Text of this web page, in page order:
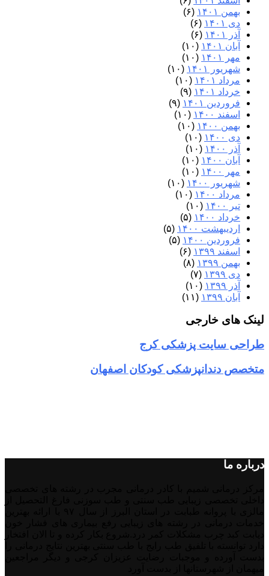
بهمن ۱۴۰۱
(۶)
دی ۱۴۰۱
(۶)
آذر ۱۴۰۱
(۶)
آبان ۱۴۰۱
(۱۰)
مهر ۱۴۰۱
(۱۰)
شهریور ۱۴۰۱
(۱۰)
مرداد ۱۴۰۱
(۱۰)
خرداد ۱۴۰۱
(۹)
فروردین ۱۴۰۱
(۹)
اسفند ۱۴۰۰
(۱۰)
بهمن ۱۴۰۰
(۱۰)
دی ۱۴۰۰
(۱۰)
آذر ۱۴۰۰
(۱۰)
آبان ۱۴۰۰
(۱۰)
مهر ۱۴۰۰
(۱۰)
شهریور ۱۴۰۰
(۱۰)
مرداد ۱۴۰۰
(۱۰)
تیر ۱۴۰۰
(۱۰)
خرداد ۱۴۰۰
(۵)
اردیبهشت ۱۴۰۰
(۵)
فروردین ۱۴۰۰
(۵)
اسفند ۱۳۹۹
(۶)
بهمن ۱۳۹۹
(۸)
دی ۱۳۹۹
(۷)
آذر ۱۳۹۹
(۱۰)
آبان ۱۳۹۹
(۱۱)
لینک های خارجی
طراحی سایت پزشکی کرج
متخصص دندانپزشکی کودکان اصفهان
درباره ما